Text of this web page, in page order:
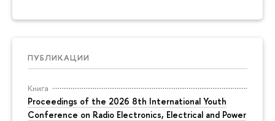
ПУБЛИКАЦИИ
Книга
Proceedings of the 2026 8th International Youth
Conference on Radio Electronics, Electrical and Power